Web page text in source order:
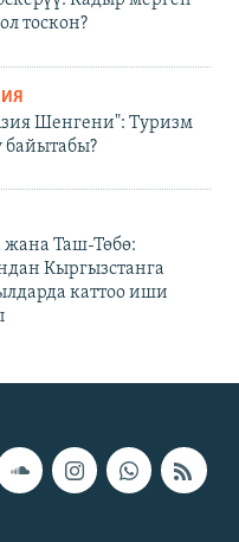
тоскон?
Шенгени": Туризм
байытабы?
Таш-Төбө:
Кыргызстанга
каттоо иши